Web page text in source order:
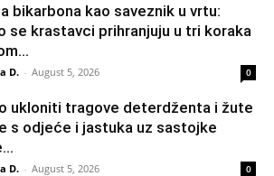
bikarbona kao saveznik u vrtu:
se krastavci prihranjuju u tri koraka
D. - August 5, 2026 0
ukloniti tragove deterdženta i žute
s odjeće i jastuka uz sastojke
D. - August 5, 2026 0